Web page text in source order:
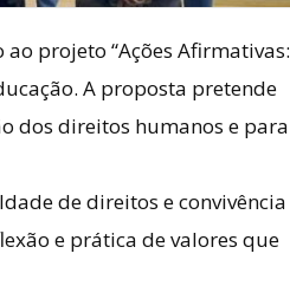
projeto “Ações Afirmativas:
A proposta pretende
dos direitos humanos e para
de direitos e convivência
e prática de valores que